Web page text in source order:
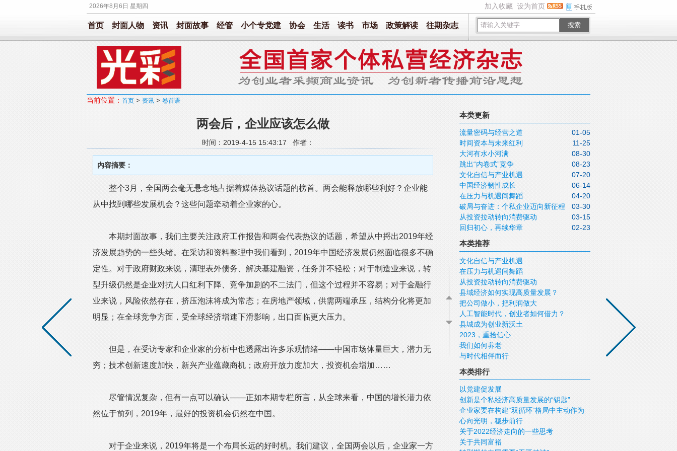
2026年8月6日 星期四 加入收藏 设为首页
搜索
首页 封面人物 资讯 封面故事 经管 小个专党建 协会 生活 读书 市场 政策解读 往期杂志
当前位置： 首页 > 资讯 > 卷首语
两会后，企业应该怎么做
时间：2019-4-15 15:43:17 作者：
内容摘要：
整个3月，全国两会毫无悬念地占据着媒体热议话题的榜首。两会能释放哪些利好？企业能
从中找到哪些发展机会？这些问题牵动着企业家的心。
本期封面故事，我们主要关注政府工作报告和两会代表热议的话题，希望从中捋出2019年经
济发展趋势的一些头绪。在采访和资料整理中我们看到，2019年中国经济发展仍然面临很多不确
定性。对于政府财政来说，清理表外债务、解决基建融资，任务并不轻松；对于制造业来说，转
型升级仍然是企业对抗人口红利下降、竞争加剧的不二法门，但这个过程并不容易；对于金融行
业来说，风险依然存在，挤压泡沫将成为常态；在房地产领域，供需两端承压，结构分化将更加
明显；在全球竞争方面，受全球经济增速下滑影响，出口面临更大压力。
但是，在受访专家和企业家的分析中也透露出许多乐观情绪——中国市场体量巨大，潜力无
穷；技术创新速度加快，新兴产业蕴藏商机；政府开放力度加大，投资机会增加……
尽管情况复杂，但有一点可以确认——正如本期专栏所言，从全球来看，中国的增长潜力依
然位于前列，2019年，最好的投资机会仍然在中国。
对于企业来说，2019年将是一个布局长远的好时机。我们建议，全国两会以后，企业家一方
本类更新
01-05
流量密码与经营之道
11-25
时间资本与未来红利
08-30
大河有水小河满
08-23
跳出“内卷式”竞争
07-20
文化自信与产业机遇
06-14
中国经济韧性成长
04-20
在压力与机遇间舞蹈
03-30
破局与奋进：个私企业迈向新征程
03-15
从投资拉动转向消费驱动
02-23
回归初心，再续华章
本类推荐
文化自信与产业机遇
在压力与机遇间舞蹈
从投资拉动转向消费驱动
县域经济如何实现高质量发展？
把公司做小，把利润做大
人工智能时代，创业者如何借力？
县城成为创业新沃土
2023，重拾信心
我们如何养老
与时代相伴而行
本类排行
以党建促发展
创新是个私经济高质量发展的“钥匙”
企业家要在构建“双循环”格局中主动作为
心向光明，稳步前行
关于2022经济走向的一些思考
关于共同富裕